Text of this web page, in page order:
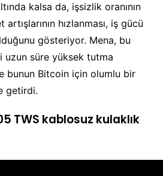
kalsa da, işsizlik oranının
hızlanması, iş gücü
gösteriyor. Mena, bu
uzun süre yüksek tutma
ve bunun Bitcoin için olumlu bir
getirdi.
TWS kablosuz kulaklık